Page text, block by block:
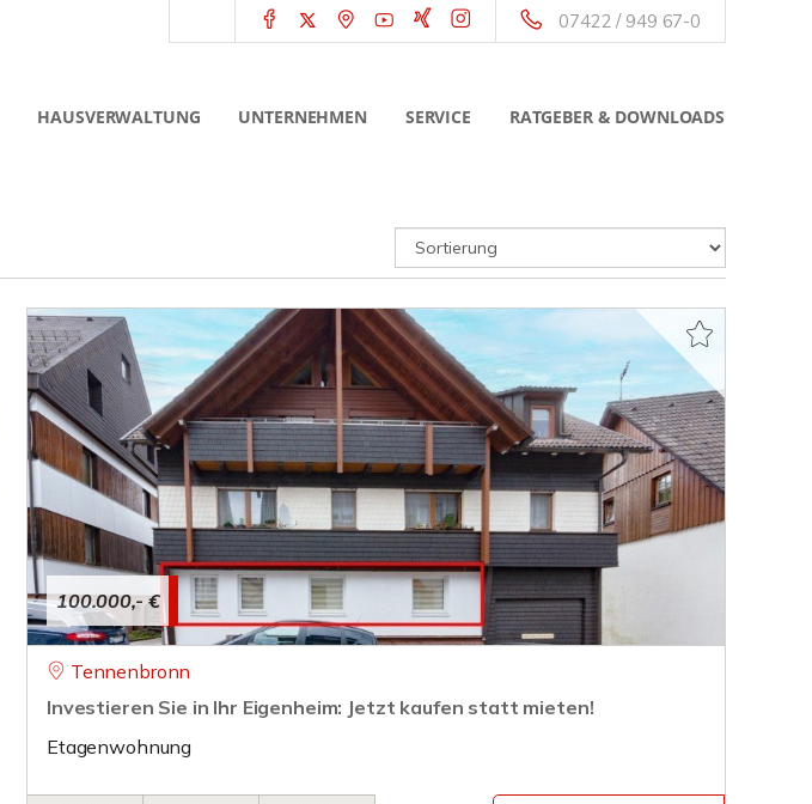
07422 / 949 67-0
HAUSVERWALTUNG UNTERNEHMEN SERVICE RATGEBER & DOWNLOADS
100.000,- €
Tennenbronn
Investieren Sie in Ihr Eigenheim: Jetzt kaufen statt mieten!
Etagenwohnung